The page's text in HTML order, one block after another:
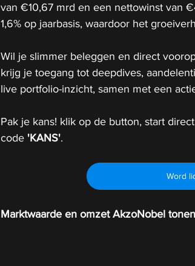
van €10,67 mrd en een nettowinst van
1,6% op jaarbasis, waardoor het
Wil je slimmer beleggen en direct
krijg je toegang tot deepdives,
live portfolio-inzicht, samen met een
Pak je kans! klik op de button, start
code 'KANS'.
Word
Marktwaarde en omzet AkzoNobel